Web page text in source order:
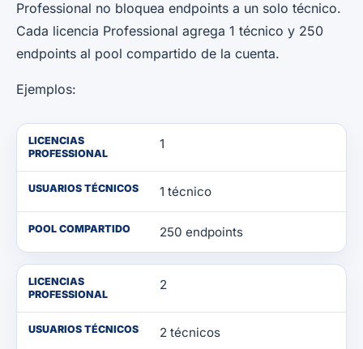
Professional no bloquea endpoints a un solo técnico.
Cada licencia Professional agrega 1 técnico y 250
endpoints al pool compartido de la cuenta.
Ejemplos:
LICENCIAS
PROFESSIONAL
1
USUARIOS TÉCNICOS 1 técnico
POOL COMPARTIDO 250 endpoints
LICENCIAS
PROFESSIONAL
2
USUARIOS TÉCNICOS 2 técnicos